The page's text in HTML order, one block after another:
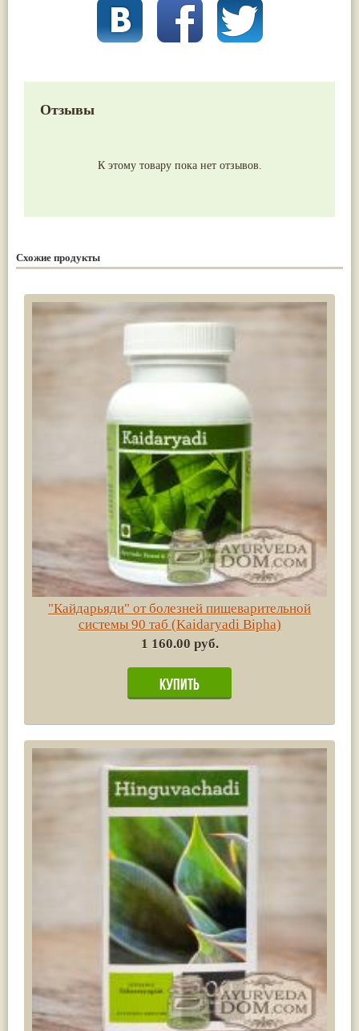
Отзывы
К этому товару пока нет отзывов.
Схожие продукты
"Кайдарьяди" от болезней пищеварительной
системы 90 таб (Kaidaryadi Bipha)
1 160.00 руб.